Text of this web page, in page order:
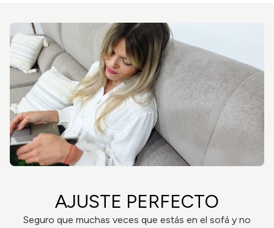
AJUSTE PERFECTO
Seguro que muchas veces que estás en el sofá y no